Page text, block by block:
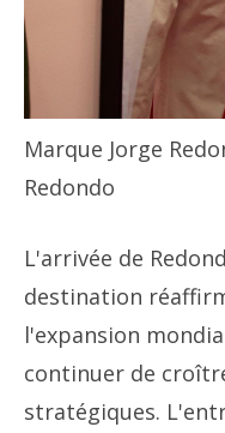
Marque Jorge
Redondo
L'arrivée de
destination
l'expansion
continuer de
stratégiques.